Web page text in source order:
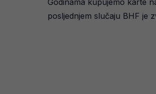
Godinama kupujemo karte
posljednjem slučaju BHF je